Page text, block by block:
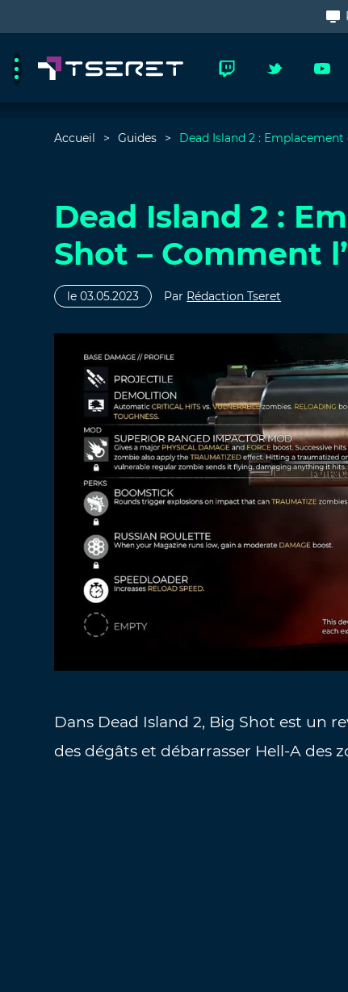
Accueil Guides Dead Island 2 :
Dead Island 2 :
Shot – Comment
le 03.05.2023 Par Rédaction Tseret
Dans Dead Island 2, Big Shot est un
des dégâts et débarrasser Hell-A des